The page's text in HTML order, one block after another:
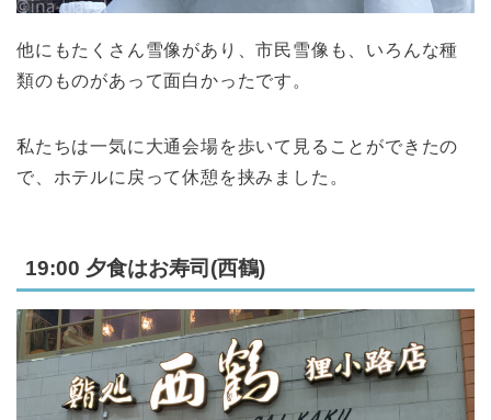
他にもたくさん雪像があり、市民雪像も、いろんな種
類のものがあって面白かったです。
私たちは一気に大通会場を歩いて見ることができたの
で、ホテルに戻って休憩を挟みました。
19:00 夕食はお寿司(西鶴)